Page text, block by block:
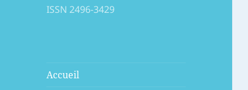
ISSN 2496-3429
Accueil